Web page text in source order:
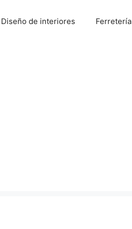
Diseño de interiores Ferretería